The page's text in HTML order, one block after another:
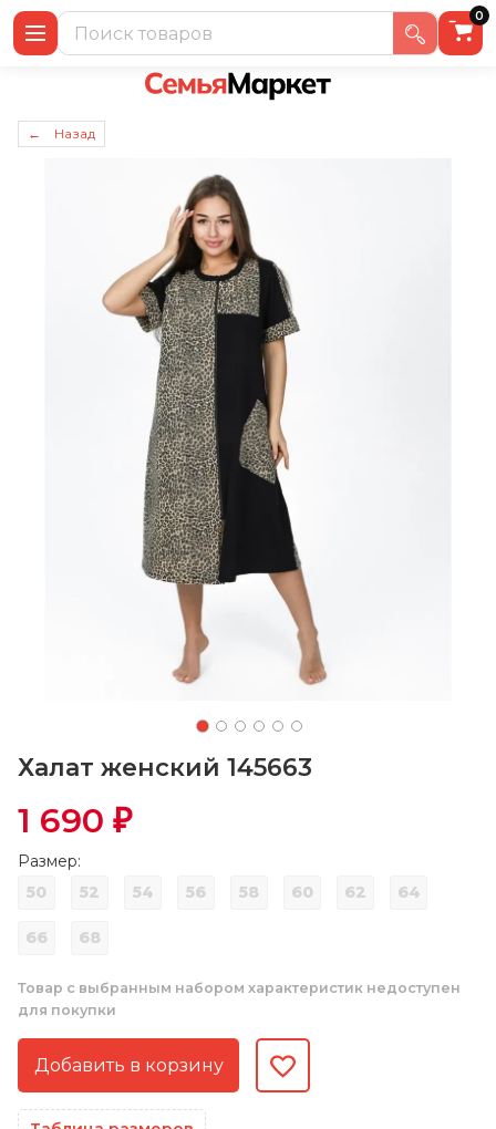
0
← Назад
Халат женский 145663
1 690 ₽
Размер:
50
52 54 56 58 60 62 64
66 68
Товар с выбранным набором характеристик недоступен
для покупки